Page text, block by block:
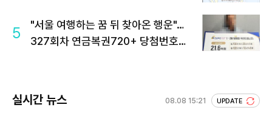
5
"서울 여행하는 꿈 뒤 찾아온 행운"…
327회차 연금복권720+ 당첨번호조
실시간 뉴스 08.08 15:21 UPDATE